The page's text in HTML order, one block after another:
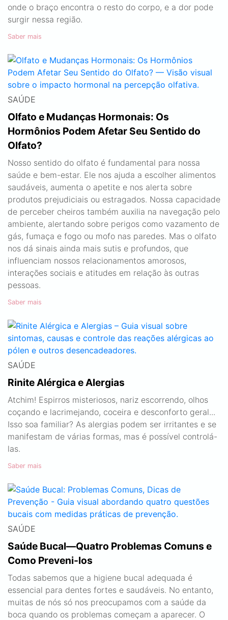
onde o braço encontra o resto do corpo, e a dor pode
surgir nessa região.
Saber mais
SAÚDE
Olfato e Mudanças Hormonais: Os
Hormônios Podem Afetar Seu Sentido do
Olfato?
Nosso sentido do olfato é fundamental para nossa
saúde e bem-estar. Ele nos ajuda a escolher alimentos
saudáveis, aumenta o apetite e nos alerta sobre
produtos prejudiciais ou estragados. Nossa capacidade
de perceber cheiros também auxilia na navegação pelo
ambiente, alertando sobre perigos como vazamento de
gás, fumaça e fogo ou mofo nas paredes. Mas o olfato
nos dá sinais ainda mais sutis e profundos, que
influenciam nossos relacionamentos amorosos,
interações sociais e atitudes em relação às outras
pessoas.
Saber mais
SAÚDE
Rinite Alérgica e Alergias
Atchim! Espirros misteriosos, nariz escorrendo, olhos
coçando e lacrimejando, coceira e desconforto geral...
Isso soa familiar? As alergias podem ser irritantes e se
manifestam de várias formas, mas é possível controlá-
las.
Saber mais
SAÚDE
Saúde Bucal—Quatro Problemas Comuns e
Como Preveni-los
Todas sabemos que a higiene bucal adequada é
essencial para dentes fortes e saudáveis. No entanto,
muitas de nós só nos preocupamos com a saúde da
boca quando os problemas começam a aparecer. O